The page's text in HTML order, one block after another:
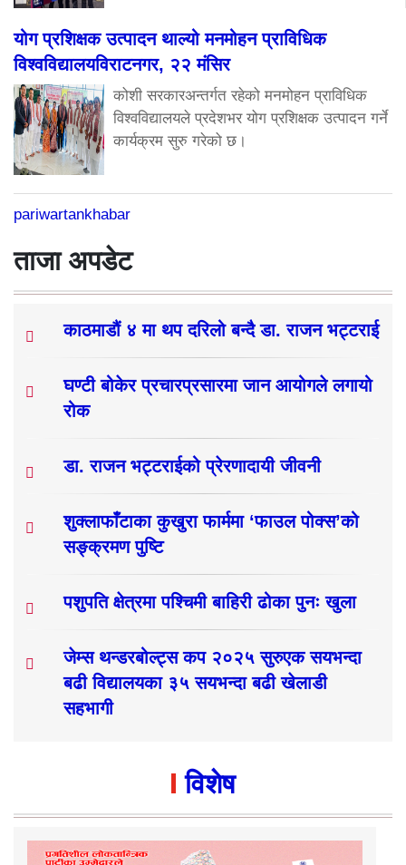
योग प्रशिक्षक उत्पादन थाल्यो मनमोहन प्राविधिक
विश्वविद्यालयविराटनगर, २२ मंसिर
कोशी सरकारअन्तर्गत रहेको मनमोहन प्राविधिक
विश्वविद्यालयले प्रदेशभर योग प्रशिक्षक उत्पादन गर्ने
कार्यक्रम सुरु गरेको छ।
pariwartankhabar
ताजा अपडेट
काठमाडौं ४ मा थप दरिलो बन्दै डा. राजन भट्टराई
घण्टी बोकेर प्रचारप्रसारमा जान आयोगले लगायो
रोक
डा. राजन भट्टराईको प्रेरणादायी जीवनी
शुक्लाफाँटाका कुखुरा फार्ममा ‘फाउल पोक्स’को
सङ्क्रमण पुष्टि
पशुपति क्षेत्रमा पश्चिमी बाहिरी ढोका पुनः खुला
जेम्स थन्डरबोल्ट्स कप २०२५ सुरुएक सयभन्दा
बढी विद्यालयका ३५ सयभन्दा बढी खेलाडी
सहभागी
विशेष